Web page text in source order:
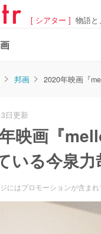
[ シアター ] 物語と
邦画 2020年映画『
日更新
映画『
いる今泉
にはプロモーションが含ま